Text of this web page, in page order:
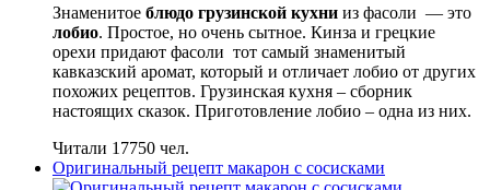
Знаменитое блюдо грузинской кухни из фасоли — это
лобио. Простое, но очень сытное. Кинза и грецкие
орехи придают фасоли тот самый знаменитый
кавказский аромат, который и отличает лобио от других
похожих рецептов. Грузинская кухня – сборник
настоящих сказок. Приготовление лобио – одна из них.
Читали 17750 чел.
Оригинальный рецепт макарон с сосисками